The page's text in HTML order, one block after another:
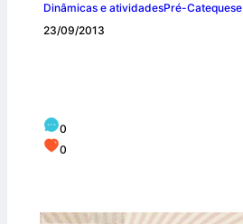
Dinâmicas e atividadesPré-Catequese
23/09/2013
0
0